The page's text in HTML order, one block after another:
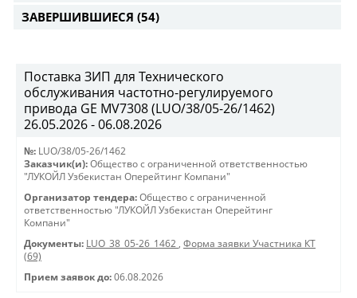
ЗАВЕРШИВШИЕСЯ (54)
Поставка ЗИП для Технического
обслуживания частотно-регулируемого
привода GE MV7308 (LUO/38/05-26/1462)
26.05.2026 - 06.08.2026
№: LUO/38/05-26/1462
Заказчик(и): Общество с ограниченной ответственностью
"ЛУКОЙЛ Узбекистан Оперейтинг Компани"
Организатор тендера: Общество с ограниченной
ответственностью "ЛУКОЙЛ Узбекистан Оперейтинг
Компани"
Документы: LUO_38_05-26_1462 , Форма заявки Участника КТ
(69)
Прием заявок до: 06.08.2026